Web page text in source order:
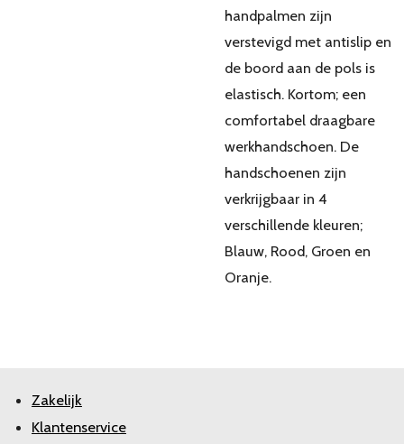
handpalmen zijn
verstevigd met antislip en
de boord aan de pols is
elastisch. Kortom; een
comfortabel draagbare
werkhandschoen. De
handschoenen zijn
verkrijgbaar in 4
verschillende kleuren;
Blauw, Rood, Groen en
Oranje.
Zakelijk
Klantenservice